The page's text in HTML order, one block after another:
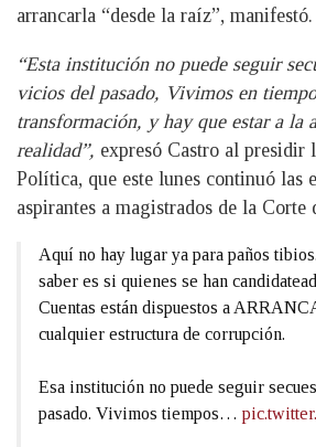
arrancarla “desde la raíz”, manifestó.
“Esta institución no puede seguir
vicios del pasado, Vivimos en
transformación, y hay que estar a la
realidad”, expresó Castro al presidir
Política, que este lunes continuó las
aspirantes a magistrados de la Corte
Aquí no hay lugar ya para paños
saber es si quienes se han
Cuentas están dispuestos a
cualquier estructura de corrupción.
Esa institución no puede seguir
pasado. Vivimos tiempos…